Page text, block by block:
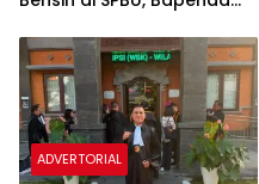
ADVERTORIAL